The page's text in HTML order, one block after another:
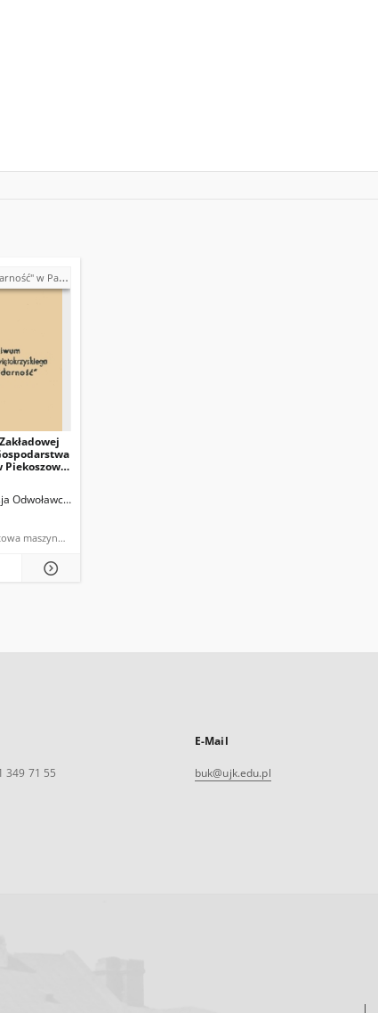
Ogrodniczym w Piekoszowie
Piekoszowie
Odwoławcza do Spraw Pracy w Kielcach
dokumentacja aktowa maszynopis
349 71 55
E-Mail
buk@ujk.edu.pl